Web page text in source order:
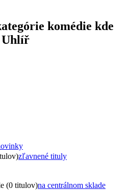
komédie kde
Uhlíř
zľavnené tituly
(0 titulov)na centrálnom sklade